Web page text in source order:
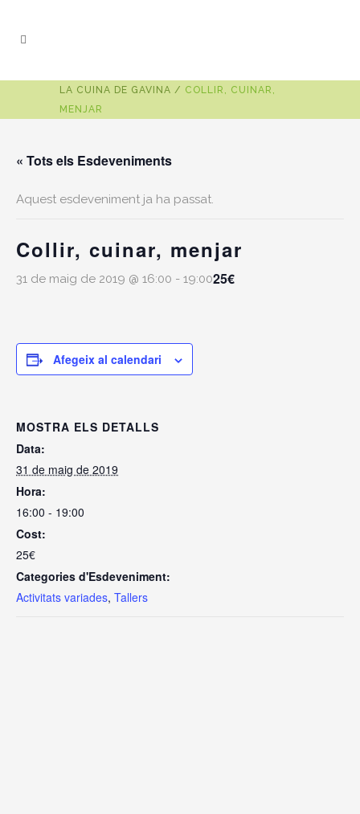
LA CUINA DE GAVINA / COLLIR, CUINAR,
MENJAR
« Tots els Esdeveniments
Aquest esdeveniment ja ha passat.
Collir, cuinar, menjar
31 de maig de 2019 @ 16:00 - 19:0025€
Afegeix al calendari
MOSTRA ELS DETALLS
Data:
31 de maig de 2019
Hora:
16:00 - 19:00
Cost:
25€
Categories d'Esdeveniment:
Activitats variades, Tallers